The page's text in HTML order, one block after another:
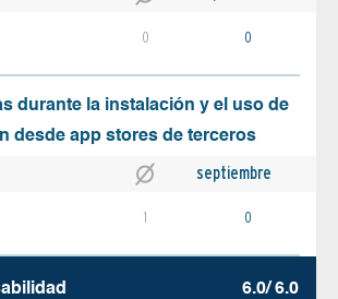
0 0
durante la instalación y el uso de
desde app stores de terceros
septiembre
1 0
6.0/ 6.0